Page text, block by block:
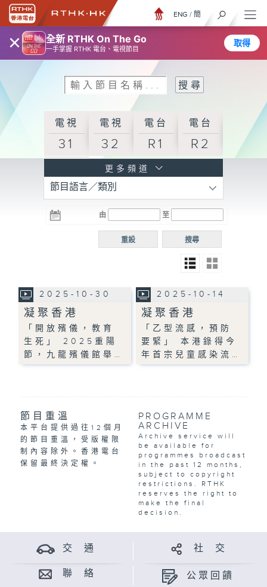
× 全新 RTHK On The Go
一手掌握 RTHK 電台、電視節目
取得
ENG / 簡
電視
31
電視
32
電台
R1
電台
R2
R3
電台 電台
R5
電台
普通
更多頻道
節目語言／類別
由 至
搜尋
重設
2025-10-30
凝聚香港
「開放殯儀，教育
生死」 2025重陽
節，九龍殯儀館舉…
2025-10-14
凝聚香港
「乙型流感，預防
要緊」 本港錄得今
年首宗兒童感染流…
節目重溫
本平台提供過往12個月
的節目重溫，受版權限
制內容除外。香港電台
保留最終決定權。
PROGRAMME
ARCHIVE
Archive service will
be available for
programmes broadcast
in the past 12 months,
subject to copyright
restrictions. RTHK
reserves the right to
make the final
decision.
交 通 社 交
聯 絡 公眾回饋